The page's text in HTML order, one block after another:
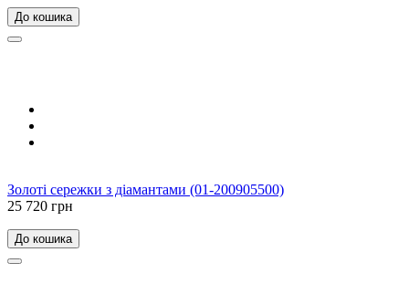
До кошика
Золоті сережки з діамантами (01-200905500)
25 720 грн
До кошика